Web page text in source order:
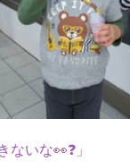
ないな👀❓」